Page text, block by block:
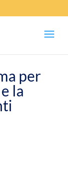
per
la